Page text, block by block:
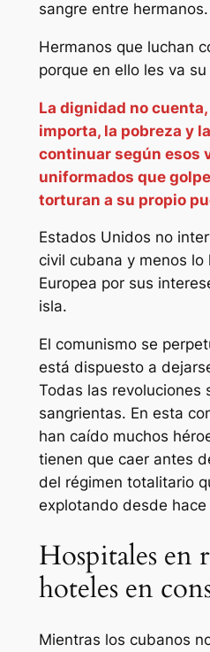
sangre entre hermanos.
Hermanos que luchan
porque en ello les va
La dignidad no
importa, la pobreza y
continuar según esos
uniformados que
torturan a su propio
Estados Unidos no
civil cubana y menos lo
Europea por sus
isla.
El comunismo se
está dispuesto a
Todas las revoluciones
sangrientas. En esta
han caído muchos
tienen que caer antes
del régimen totalitario
explotando desde hace
Hospitales en
hoteles en
Mientras los cubanos